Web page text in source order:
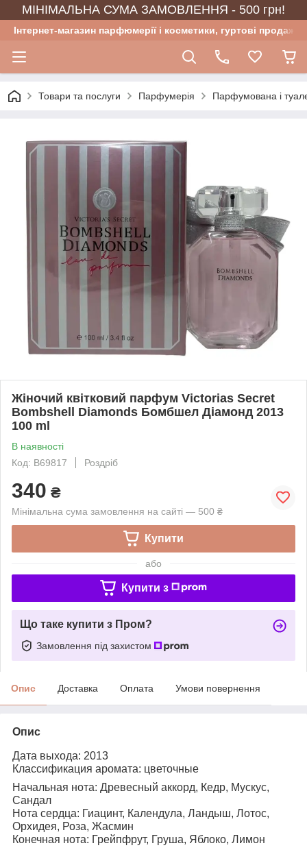
МІНІМАЛЬНА СУМА ЗАМОВЛЕННЯ - 500 грн!
Інтернет-магазин парфюмерії і косметики, гуртові продажі
Товари та послуги Парфумерія Парфумована і
Жіночий квітковий парфум Victorias Secret
Bombshell Diamonds Бомбшел Діамонд 2013
100 ml
В наявності
Код: B69817
Роздріб
340 ₴
Мінімальна сума замовлення на сайті — 500 ₴
Купити
або
Купити з
Що таке купити з Пром?
Замовлення під захистом
Опис Доставка Оплата Умови повернення
Опис
Дата выхода: 2013
Классификация аромата: цветочные
Начальная нота: Древесный аккорд, Кедр, Мускус,
Сандал
Нота сердца: Гиацинт, Календула, Ландыш, Лотос,
Орхидея, Роза, Жасмин
Конечная нота: Грейпфрут, Груша, Яблоко, Лимон